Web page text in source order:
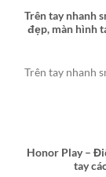
Trên tay nhanh
đẹp, màn hình
Trên tay nhanh
Honor Play –
tay